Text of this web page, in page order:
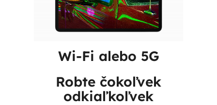
Wi-Fi alebo 5G
Robte čokoľvek
odkiaľkoľvek